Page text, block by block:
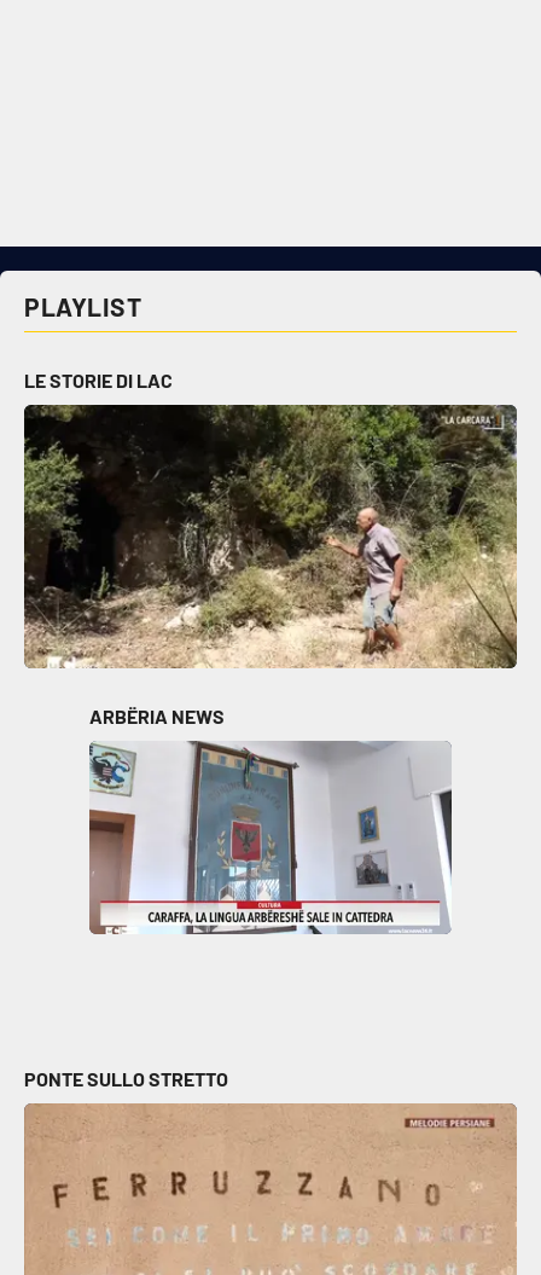
Cultura
Economia e Lavoro
Sanità
Società
Sport
RUBRICHE
Parchi Marini Calabria
Leggendo Alvaro insieme
Imprese Di Calabria
Le perfidie di Antonella Grippo
STREAMING
LaC TV
LaC Network
PLAYLIST
LE STORIE DI LAC
ARBËRIA NEWS
PONTE SULLO STRETTO